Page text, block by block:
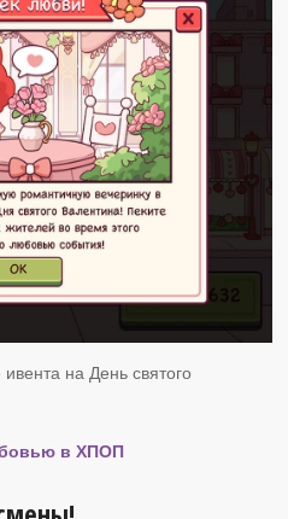
на День святого
в ХПОП